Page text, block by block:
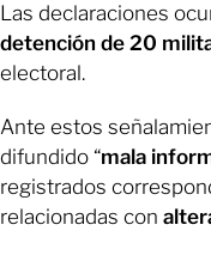
Las declaraciones
detención de 20
electoral.
Ante estos
difundido “mala
registrados
relacionadas con